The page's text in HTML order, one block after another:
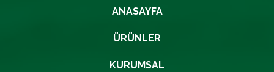
ANASAYFA
ÜRÜNLER
KURUMSAL